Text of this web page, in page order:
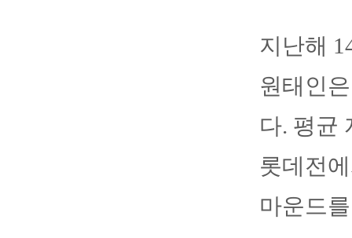
지난해
원태인
다. 평균
롯데전
마운드